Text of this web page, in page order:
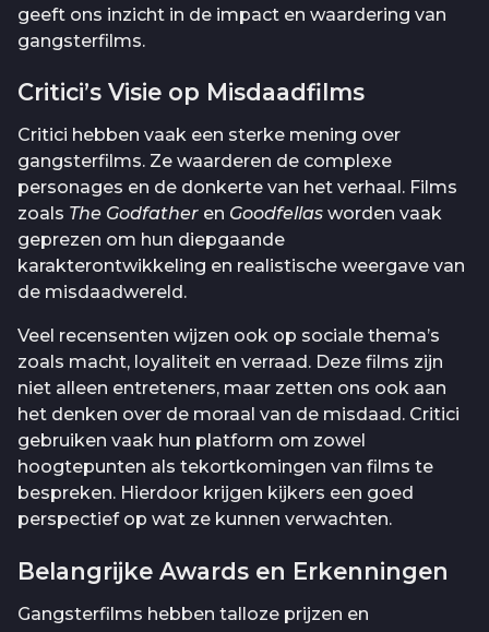
geeft ons inzicht in de impact en waardering van
gangsterfilms.
Critici’s Visie op Misdaadfilms
Critici hebben vaak een sterke mening over
gangsterfilms. Ze waarderen de complexe
personages en de donkerte van het verhaal. Films
zoals The Godfather en Goodfellas worden vaak
geprezen om hun diepgaande
karakterontwikkeling en realistische weergave van
de misdaadwereld.
Veel recensenten wijzen ook op sociale thema’s
zoals macht, loyaliteit en verraad. Deze films zijn
niet alleen entreteners, maar zetten ons ook aan
het denken over de moraal van de misdaad. Critici
gebruiken vaak hun platform om zowel
hoogtepunten als tekortkomingen van films te
bespreken. Hierdoor krijgen kijkers een goed
perspectief op wat ze kunnen verwachten.
Belangrijke Awards en Erkenningen
Gangsterfilms hebben talloze prijzen en